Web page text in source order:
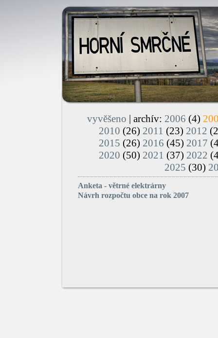
vyvěšeno | archív: 2006 (4)
2010 (26) 2011 (23) 2012
2015 (26) 2016 (45) 2017
2020 (50) 2021 (37) 2022
2025 (30)
Anketa - větrné elektrárny
Návrh rozpočtu obce na rok 2007